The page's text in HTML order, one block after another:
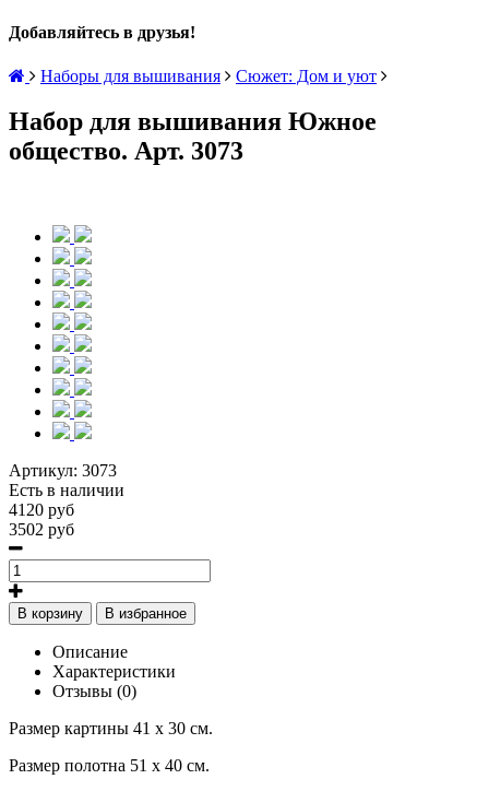
Добавляйтесь в друзья!
Наборы для вышивания Сюжет: Дом и уют
Набор для вышивания Южное
общество. Арт. 3073
Артикул: 3073
Есть в наличии
4120 руб
3502 руб
В корзину В избранное
Описание
Характеристики
Отзывы (0)
Размер картины 41 х 30 см.
Размер полотна 51 х 40 см.